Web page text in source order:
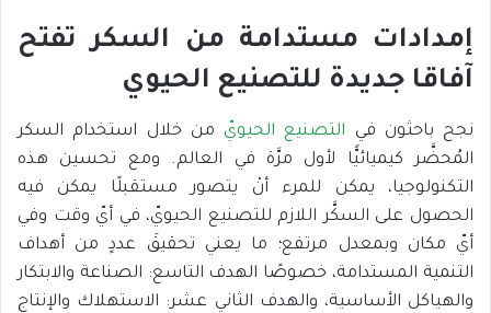
إمدادات مستدامة من السكر تفتح
آفاقا جديدة للتصنيع الحيوي
نجح باحثون في التصنيع الحيويّ من خلال استخدام السكر
المُحضَّر كيميائيًّا لأول مرَّة في العالم. ومع تحسين هذه
التكنولوجيا، يمكن للمرء أنْ يتصور مستقبلًا يمكن فيه
الحصول على السكَّر اللازم للتصنيع الحيويّ، في أيّ وقت وفي
أيّ مكان وبمعدل مرتفع؛ ما يعني تحقيقَ عددٍ من أهداف
التنمية المستدامة، خصوصًا الهدف التاسع: الصناعة والابتكار
والهياكل الأساسية، والهدف الثاني عشر: الاستهلاك والإنتاج